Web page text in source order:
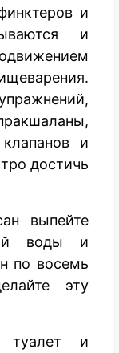
и
и
и
достичь
выпейте
воды и
по восемь
эту
туалет и